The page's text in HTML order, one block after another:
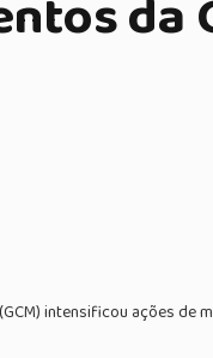
da
intensificou ações de